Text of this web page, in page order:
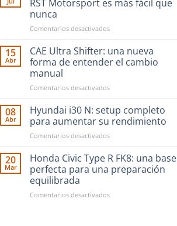
RST Motorsport es más fácil que
nunca
Comentarios desactivadosen
financiar
compras
RST
es
más
fácil
que
15
Abr
CAE Ultra Shifter: una nueva
forma de entender el cambio
manual
Comentarios desactivadosen
Ultra
Shifter:
una
nueva
de
entender
el
manual
08
Abr
Hyundai i30 N: setup completo
para aumentar su rendimiento
Comentarios desactivadosen
i30
setup
para
20
Mar
Honda Civic Type R FK8: una base
perfecta para una preparación
equilibrada
Comentarios desactivadosen